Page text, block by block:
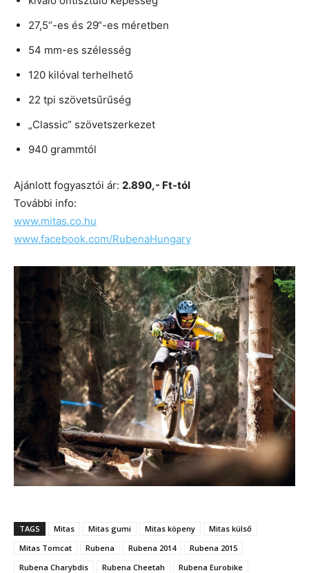
27,5“-es és 29“-es méretben
54 mm-es szélesség
120 kilóval terhelhető
22 tpi szövetsűrűség
„Classic” szövetszerkezet
940 grammtól
Ajánlott fogyasztói ár: 2.890,- Ft-tól
További info:
www.mitas.co.hu
www.facebook.com/RubenaHungary
TAGS Mitas Mitas gumi Mitas köpeny
Mitas külső
Mitas Tomcat
Rubena Rubena 2014
Rubena 2015
Rubena Charybdis
Rubena Cheetah
Rubena Eurobike